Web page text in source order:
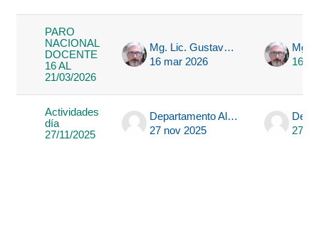
PARO
NACIONAL
DOCENTE
16 AL
21/03/2026
Mg. Lic. Gustavo Maza
16 mar 2026
16
Actividades
día
27/11/2025
Departamento Alumnos
27 nov 2025
27